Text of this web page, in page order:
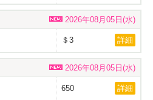
2026年08月05日(水)
＄3 詳細
2026年08月05日(水)
650 詳細